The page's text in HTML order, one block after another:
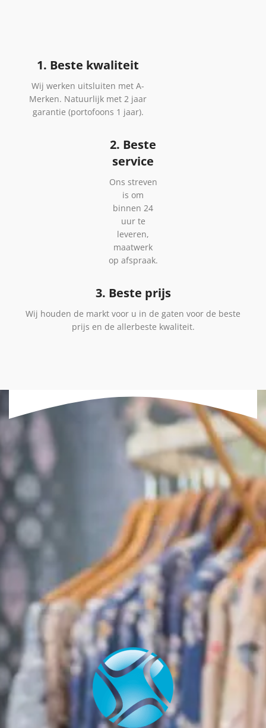
1. Beste kwaliteit
Wij werken uitsluiten met A-
Merken. Natuurlijk met 2 jaar
garantie (portofoons 1 jaar).
2. Beste
service
Ons streven
is om
binnen 24
uur te
leveren,
maatwerk
op afspraak.
3. Beste prijs
Wij houden de markt voor u in de gaten voor de beste
prijs en de allerbeste kwaliteit.